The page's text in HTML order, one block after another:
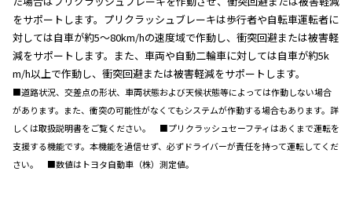
をサポートします。プリクラッシュブレーキは歩行者や自転車運転者に
対しては自車が約5〜80km/hの速度域で作動し、衝突回避または被害軽
減をサポートします。また、車両や自動二輪車に対しては自車が約5k
m/h以上で作動し、衝突回避または被害軽減をサポートします。
■道路状況、交差点の形状、車両状態および天候状態等によっては作動しない場合
があります。また、衝突の可能性がなくてもシステムが作動する場合もあります。詳
しくは取扱説明書をご覧ください。 ■プリクラッシュセーフティはあくまで運転を
支援する機能です。本機能を過信せず、必ずドライバーが責任を持って運転してくだ
さい。 ■数値はトヨタ自動車（株）測定値。